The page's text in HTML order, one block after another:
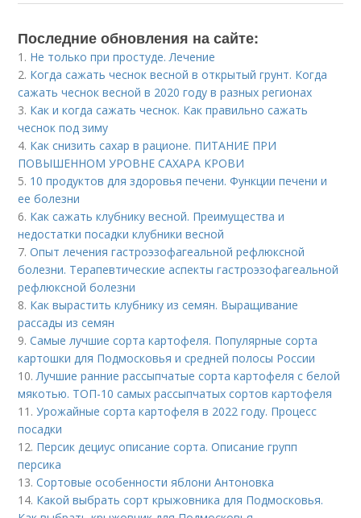
Последние обновления на сайте:
1. Не только при простуде. Лечение
2. Когда сажать чеснок весной в открытый грунт. Когда
сажать чеснок весной в 2020 году в разных регионах
3. Как и когда сажать чеснок. Как правильно сажать
чеснок под зиму
4. Как снизить сахар в рационе. ПИТАНИЕ ПРИ
ПОВЫШЕННОМ УРОВНЕ САХАРА КРОВИ
5. 10 продуктов для здоровья печени. Функции печени и
ее болезни
6. Как сажать клубнику весной. Преимущества и
недостатки посадки клубники весной
7.Опыт лечения гастроэзофагеальной рефлюксной
болезни. Терапевтические аспекты гастроэзофагеальной
рефлюксной болезни
8. Как вырастить клубнику из семян. Выращивание
рассады из семян
9.Самые лучшие сорта картофеля. Популярные сорта
картошки для Подмосковья и средней полосы России
10.Лучшие ранние рассыпчатые сорта картофеля с белой
мякотью. ТОП-10 самых рассыпчатых сортов картофеля
11.Урожайные сорта картофеля в 2022 году. Процесс
посадки
12. Персик дециус описание сорта. Описание групп
персика
13.Сортовые особенности яблони Антоновка
14. Какой выбрать сорт крыжовника для Подмосковья.